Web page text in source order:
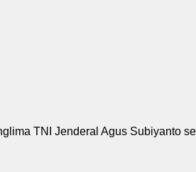
TNI Jenderal Agus Subiyanto